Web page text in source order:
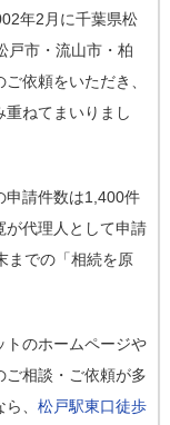
年2月に千葉県松
戸市・流山市・柏
依頼をいただき、
ねてまいりまし
申請件数は1,400件
が代理人として申請
までの「相続を原
トのホームページや
ご相談・ご依頼が多
、 松戸駅東口徒歩